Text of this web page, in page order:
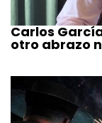
Carlos
otro abrazo